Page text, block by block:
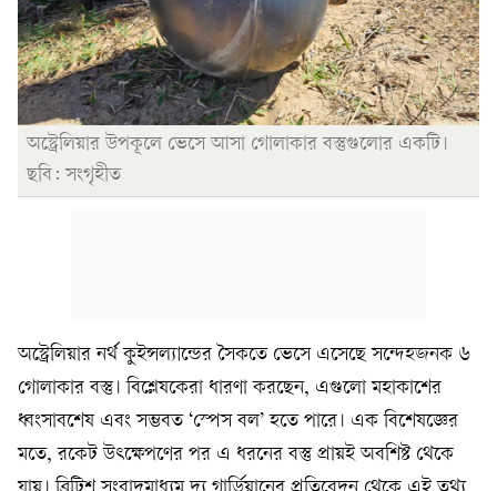
অস্ট্রেলিয়ার উপকূলে ভেসে আসা গোলাকার বস্তুগুলোর একটি।
ছবি: সংগৃহীত
অস্ট্রেলিয়ার নর্থ কুইন্সল্যান্ডের সৈকতে ভেসে এসেছে সন্দেহজনক ৬
গোলাকার বস্তু। বিশ্লেষকেরা ধারণা করছেন, এগুলো মহাকাশের
ধ্বংসাবশেষ এবং সম্ভবত ‘স্পেস বল’ হতে পারে। এক বিশেষজ্ঞের
মতে, রকেট উৎক্ষেপণের পর এ ধরনের বস্তু প্রায়ই অবশিষ্ট থেকে